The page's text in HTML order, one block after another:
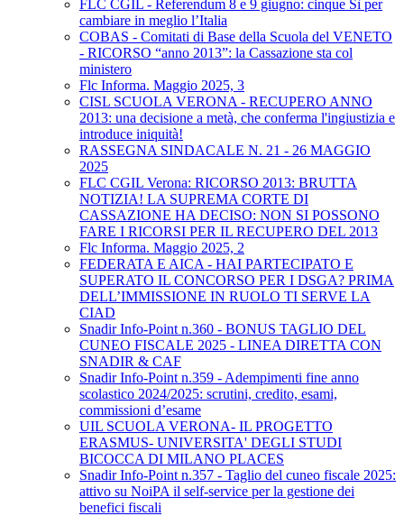
FLC CGIL - Referendum 8 e 9 giugno: cinque Sì per
cambiare in meglio l’Italia
COBAS - Comitati di Base della Scuola del VENETO
- RICORSO “anno 2013”: la Cassazione sta col
ministero
Flc Informa. Maggio 2025, 3
CISL SCUOLA VERONA - RECUPERO ANNO
2013: una decisione a metà, che conferma l'ingiustizia e
introduce iniquità!
RASSEGNA SINDACALE N. 21 - 26 MAGGIO
2025
FLC CGIL Verona: RICORSO 2013: BRUTTA
NOTIZIA! LA SUPREMA CORTE DI
CASSAZIONE HA DECISO: NON SI POSSONO
FARE I RICORSI PER IL RECUPERO DEL 2013
Flc Informa. Maggio 2025, 2
FEDERATA E AICA - HAI PARTECIPATO E
SUPERATO IL CONCORSO PER I DSGA? PRIMA
DELL’IMMISSIONE IN RUOLO TI SERVE LA
CIAD
Snadir Info-Point n.360 - BONUS TAGLIO DEL
CUNEO FISCALE 2025 - LINEA DIRETTA CON
SNADIR & CAF
Snadir Info-Point n.359 - Adempimenti fine anno
scolastico 2024/2025: scrutini, credito, esami,
commissioni d’esame
UIL SCUOLA VERONA- IL PROGETTO
ERASMUS- UNIVERSITA' DEGLI STUDI
BICOCCA DI MILANO PLACES
Snadir Info-Point n.357 - Taglio del cuneo fiscale 2025:
attivo su NoiPA il self-service per la gestione dei
benefici fiscali